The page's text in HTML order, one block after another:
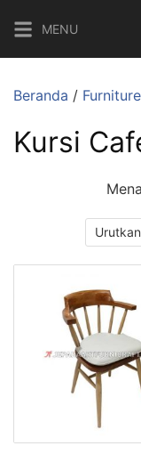
MENU
Beranda /
Kursi